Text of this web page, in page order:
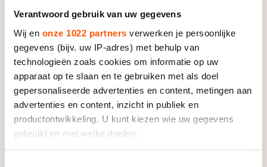
Verantwoord gebruik van uw gegevens
Wij en onze 1022 partners verwerken je persoonlijke
gegevens (bijv. uw IP-adres) met behulp van
technologieën zoals cookies om informatie op uw
apparaat op te slaan en te gebruiken met als doel
gepersonaliseerde advertenties en content, metingen aan
advertenties en content, inzicht in publiek en
productontwikkeling. U kunt kiezen wie uw gegevens
gebruikt en met welke doelen.
races. Ook Yara van Kerkhof schaatste sterke
voorrondes. De 22-jarige Zoetermeerse wist in beide
ritten de snelste sprintster van Europa, vijfvoudig
Europees kampioene Arianna Fontana, achter zich te
houden.